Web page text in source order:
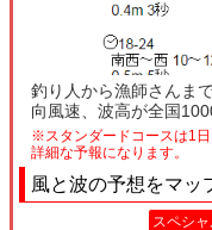
釣り人から漁師さんま
向風速、波高が全国
※スタンダードコースは1
詳細な予報になります。
風と波の予想をマッ
スペシ